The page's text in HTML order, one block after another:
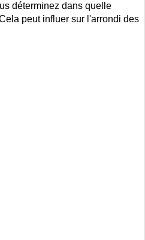
déterminez dans quelle
peut influer sur l'arrondi des